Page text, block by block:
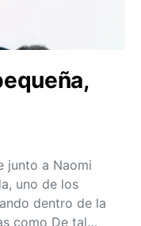
junto a Naomi
uno de los
dentro de la
como De tal…